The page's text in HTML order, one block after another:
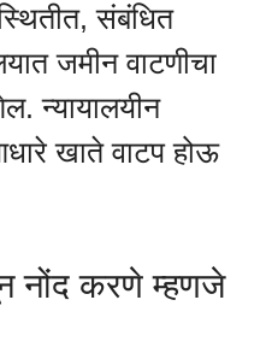
संबंधित
जमीन वाटणीचा
न्यायालयीन
खाते वाटप होऊ
नोंद करणे म्हणजे